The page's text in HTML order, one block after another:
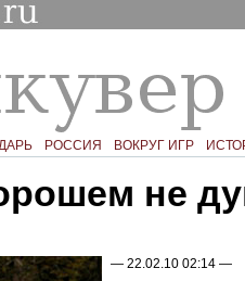
РОССИЯ ВОКРУГ ИГР
не
— 22.02.10 02:14 —